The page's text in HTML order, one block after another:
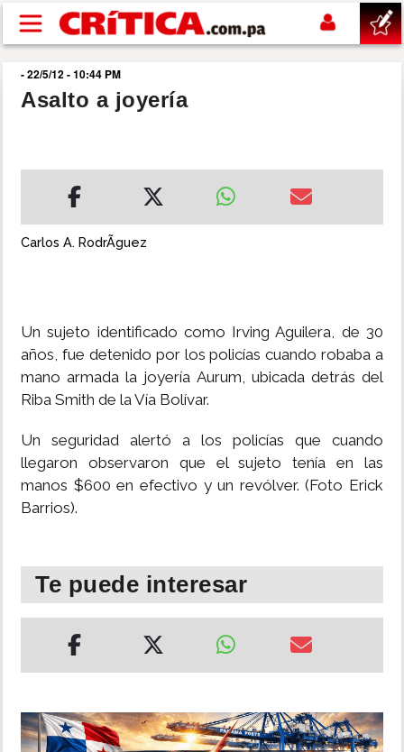
Pasar al contenido principal
buscar
DEPORTES
MUNDO
INSÓLITAS
MULTIMEDIA
- 22/5/12 - 10:44 PM
Asalto a joyería
Carlos A. RodrÃ­guez
Un sujeto identificado como Irving Aguilera, de 30
años, fue detenido por los policías cuando robaba a
mano armada la joyería Aurum, ubicada detrás del
Riba Smith de la Vía Bolívar.
Un seguridad alertó a los policías que cuando
llegaron observaron que el sujeto tenía en las
manos $600 en efectivo y un revólver. (Foto Erick
Barrios).
Te puede interesar